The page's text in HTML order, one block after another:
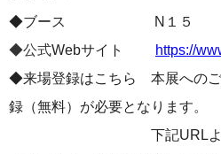
◆ブース N１５
◆公式Webサイト
https://
◆来場登録はこちら 本展へのご
録（無料）が必要となります。
下記URLより「事